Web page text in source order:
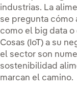
industrias. La
se pregunta cómo
como el big data
Cosas (IoT) a su
el sector son
sostenibilidad
marcan el camino.